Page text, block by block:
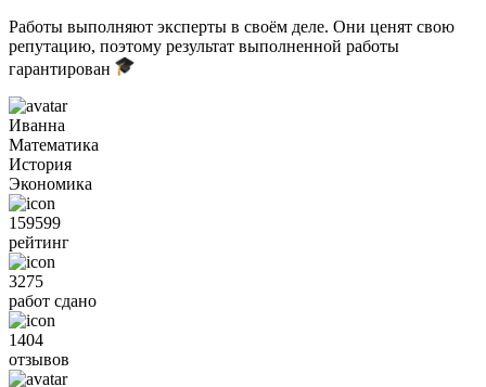
Работы выполняют эксперты в своём деле. Они ценят свою
репутацию, поэтому результат выполненной работы
гарантирован
Иванна
Математика
История
Экономика
159599
рейтинг
3275
работ сдано
1404
отзывов